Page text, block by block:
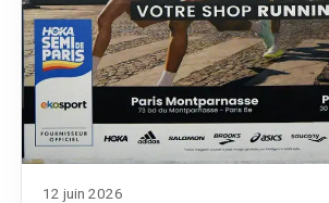
12 juin 2026